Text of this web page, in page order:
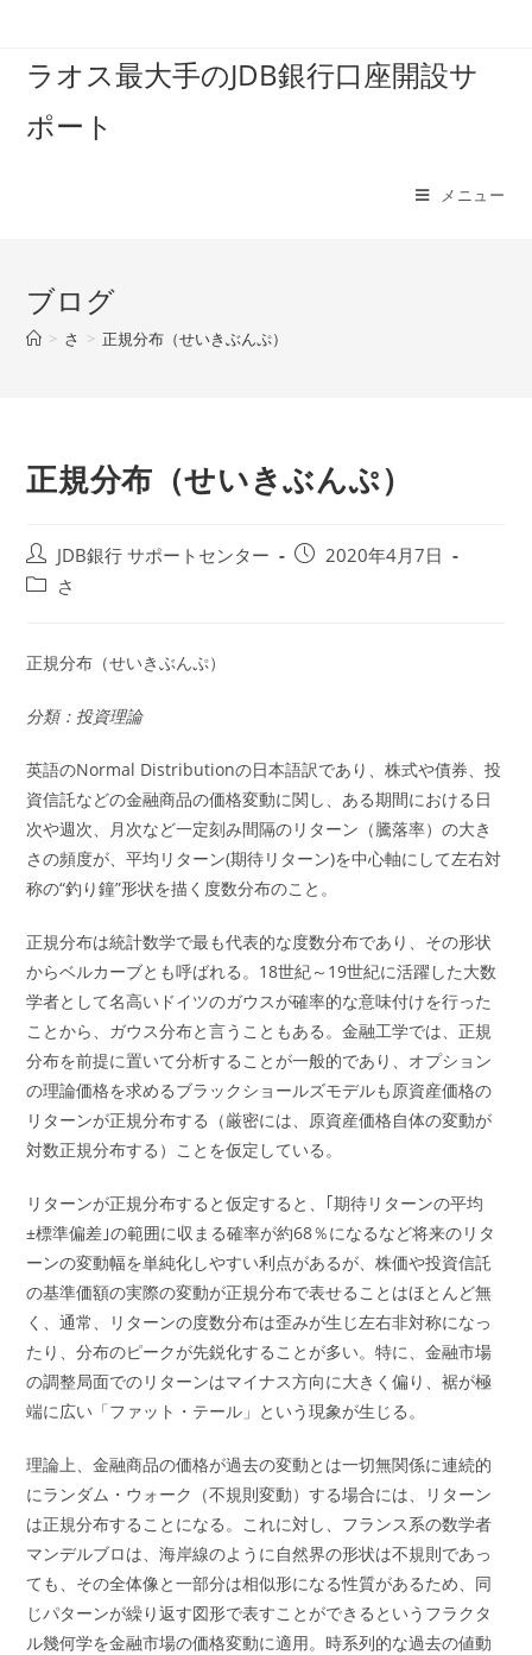
ラオス最大手のJDB銀行口座開設サ
ポート
メニュー
ブログ
> さ > 正規分布（せいきぶんぷ）
正規分布（せいきぶんぷ）
投
稿
JDB銀行 サポートセンター
投
2020年4月7日
投
テ
リ
さ
正規分布（せいきぶんぷ）
分類：投資理論
英語のNormal Distributionの日本語訳であり、株式や債券、投
資信託などの金融商品の価格変動に関し、ある期間における日
次や週次、月次など一定刻み間隔のリターン（騰落率）の大き
さの頻度が、平均リターン(期待リターン)を中心軸にして左右対
称の“釣り鐘”形状を描く度数分布のこと。
正規分布は統計数学で最も代表的な度数分布であり、その形状
からベルカーブとも呼ばれる。18世紀～19世紀に活躍した大数
学者として名高いドイツのガウスが確率的な意味付けを行った
ことから、ガウス分布と言うこともある。金融工学では、正規
分布を前提に置いて分析することが一般的であり、オプション
の理論価格を求めるブラックショールズモデルも原資産価格の
リターンが正規分布する（厳密には、原資産価格自体の変動が
対数正規分布する）ことを仮定している。
リターンが正規分布すると仮定すると、｢期待リターンの平均
±標準偏差｣の範囲に収まる確率が約68％になるなど将来のリタ
ーンの変動幅を単純化しやすい利点があるが、株価や投資信託
の基準価額の実際の変動が正規分布で表せることはほとんど無
く、通常、リターンの度数分布は歪みが生じ左右非対称になっ
たり、分布のピークが先鋭化することが多い。特に、金融市場
の調整局面でのリターンはマイナス方向に大きく偏り、裾が極
端に広い「ファット・テール」という現象が生じる。
理論上、金融商品の価格が過去の変動とは一切無関係に連続的
にランダム・ウォーク（不規則変動）する場合には、リターン
は正規分布することになる。これに対し、フランス系の数学者
マンデルブロは、海岸線のように自然界の形状は不規則であっ
ても、その全体像と一部分は相似形になる性質があるため、同
じパターンが繰り返す図形で表すことができるというフラクタ
ル幾何学を金融市場の価格変動に適用。時系列的な過去の値動